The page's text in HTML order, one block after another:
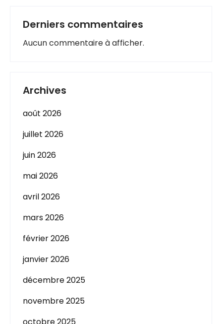
Derniers commentaires
Aucun commentaire à afficher.
Archives
août 2026
juillet 2026
juin 2026
mai 2026
avril 2026
mars 2026
février 2026
janvier 2026
décembre 2025
novembre 2025